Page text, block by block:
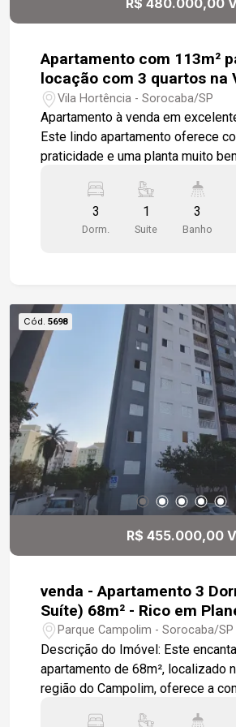
praticidade, conforto e excelente
R$ 480.000,00
Apartamento com 113m²
locação com 3 quartos na
Hortencia
Vila Hortência - Sorocaba/SP
Apartamento à venda em
Este lindo apartamento oferece
praticidade e uma planta muito
Cozinha espaçosa com ótimo
espaço Lavanderia separada 1 vaga de garagem
para seus eventos e
Localização privilegiada, próxima
escolas, transporte público e com
às principais vias da cidade. Entre em contato
para agendar uma visita!
3
Dorm.
1
Suite
3
Banho
Cód. 5698
R$ 455.000,00 V
venda - Apartamento 3 Dormitórios (1
Suíte) 68m² - Rico em
Lazer Completo -
ao Iguatemi)
Parque Campolim - Sorocaba/SP
Descrição do Imóvel: Este encantador
apartamento de 68m², localizado
região do Campolim, oferece a